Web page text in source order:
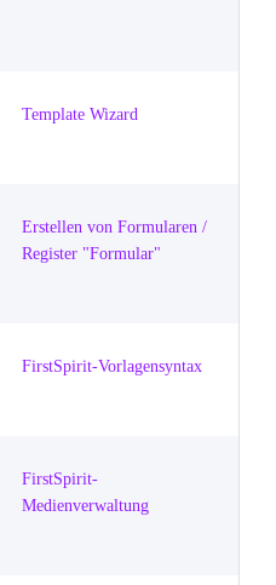
Template Wizard
Erstellen von Formularen /
Register "Formular"
FirstSpirit-Vorlagensyntax
FirstSpirit-
Medienverwaltung